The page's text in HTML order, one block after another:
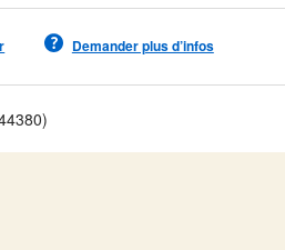
Demander plus d’infos